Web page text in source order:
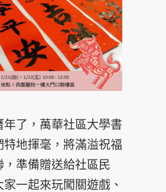
年了，萬華社區大學書
特地揮毫，將滿溢祝福
，準備贈送給社區民
一起來玩闖關遊戲、